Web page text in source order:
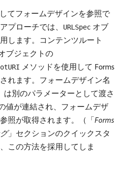
てフォームデザインを参照で
プローチでは、
URLSpec オブ
します。コンテンツルート
ブジェクトの
メソッドを使用して Forms
れます。フォームデザイン名
は別のパラメーターとして渡さ
値が連結され、フォームデザ
照が取得されます。（「Forms
」セクションのクイックスタ
この方法を採用してしま